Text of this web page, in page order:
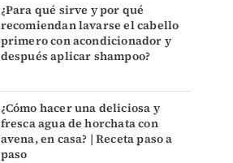
¿Para qué sirve y por qué
recomiendan lavarse el cabello
primero con acondicionador y
después aplicar shampoo?
¿Cómo hacer una deliciosa y
fresca agua de horchata con
avena, en casa? | Receta paso a
paso